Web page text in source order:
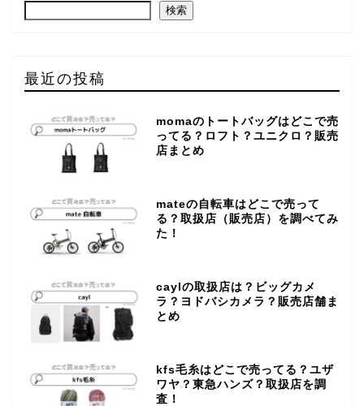
検索
最近の投稿
momaのトートバッグはどこで売
ってる？ロフト？ユニクロ？販売
店まとめ
mateの自転車はどこで売って
る？取扱店（販売店）を調べてみ
た！
caylの取扱店は？ビッグカメ
ラ？ヨドバシカメラ？販売店舗ま
とめ
kfs毛糸はどこで売ってる？ユザ
ワヤ？東急ハンズ？取扱店を調
査！